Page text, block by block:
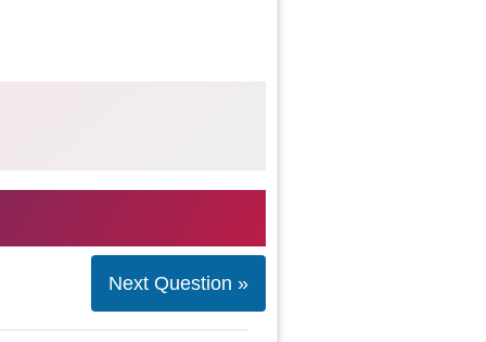
Next Question »